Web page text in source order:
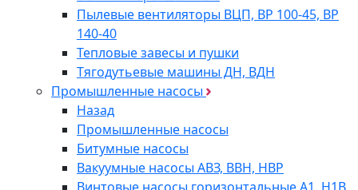
Пылевые вентиляторы ВЦП, ВР 100-45, ВР
140-40
Тепловые завесы и пушки
Тягодутьевые машины ДН, ВДН
Промышленные насосы
Назад
Промышленные насосы
Битумные насосы
Вакуумные насосы АВЗ, ВВН, НВР